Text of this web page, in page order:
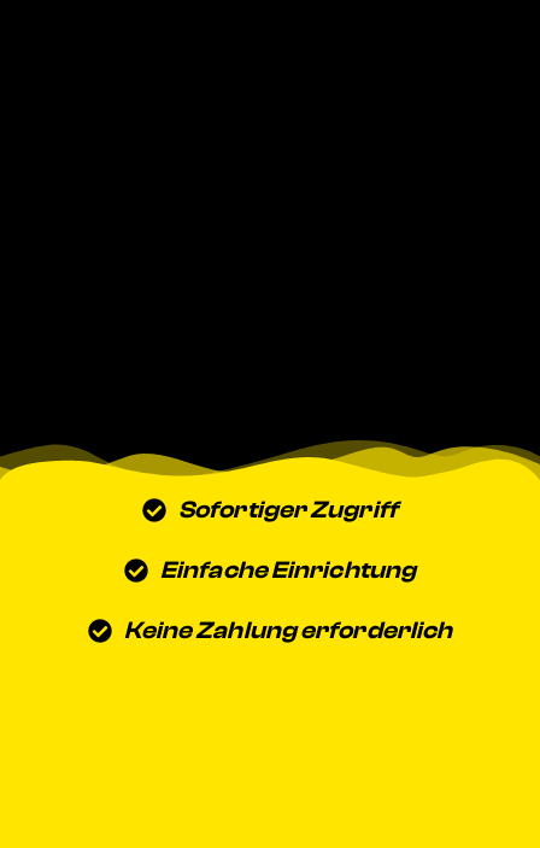
Sofortiger Zugriff
Einfache Einrichtung
Keine Zahlung erforderlich